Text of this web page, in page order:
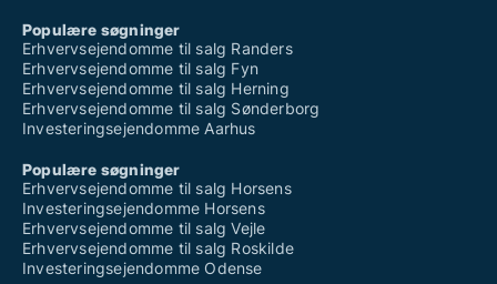
Populære søgninger
Erhvervsejendomme til salg Randers
Erhvervsejendomme til salg Fyn
Erhvervsejendomme til salg Herning
Erhvervsejendomme til salg Sønderborg
Investeringsejendomme Aarhus
Populære søgninger
Erhvervsejendomme til salg Horsens
Investeringsejendomme Horsens
Erhvervsejendomme til salg Vejle
Erhvervsejendomme til salg Roskilde
Investeringsejendomme Odense